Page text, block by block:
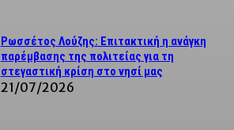
Ρωσσέτος Λούζης: Επιτακτική η ανάγκη
παρέμβασης της πολιτείας για τη
στεγαστική κρίση στο νησί μας
21/07/2026